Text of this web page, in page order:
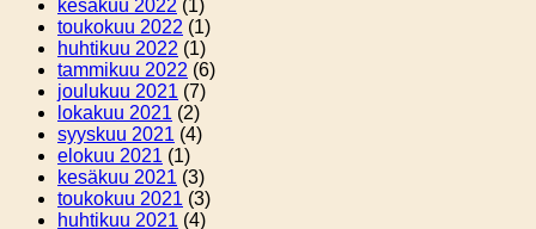
kesäkuu 2022 (1)
toukokuu 2022 (1)
huhtikuu 2022 (1)
tammikuu 2022 (6)
joulukuu 2021 (7)
lokakuu 2021 (2)
syyskuu 2021 (4)
elokuu 2021 (1)
kesäkuu 2021 (3)
toukokuu 2021 (3)
huhtikuu 2021 (4)